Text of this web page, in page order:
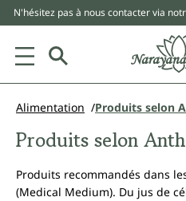
principal
N'hésitez pas à nous contacter via
Alimentation Produits selon
Produits selon
Produits recommandés dans
(Medical Medium). Du jus de